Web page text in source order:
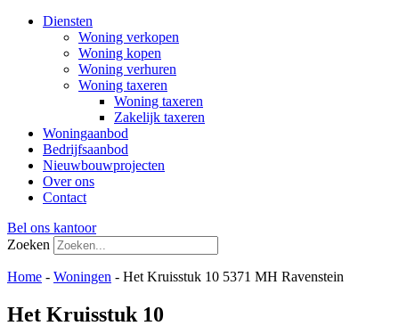
Diensten
Woning verkopen
Woning kopen
Woning verhuren
Woning taxeren
Woning taxeren
Zakelijk taxeren
Woningaanbod
Bedrijfsaanbod
Nieuwbouwprojecten
Over ons
Contact
Bel ons kantoor
Zoeken
Home - Woningen - Het Kruisstuk 10 5371 MH Ravenstein
Het Kruisstuk 10